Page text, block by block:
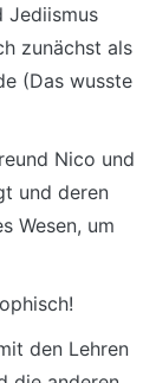
Jediismus
zunächst als
(Das wusste
Nico und
und deren
Wesen, um
den Lehren